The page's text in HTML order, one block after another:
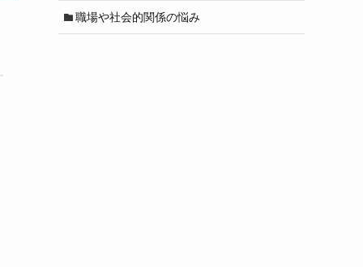
職場や社会的関係の悩み